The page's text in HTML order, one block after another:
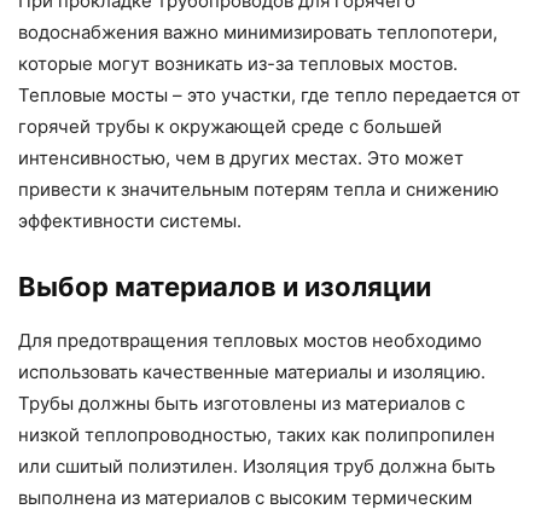
водоснабжения важно минимизировать теплопотери,
которые могут возникать из-за тепловых мостов.
Тепловые мосты – это участки, где тепло передается от
горячей трубы к окружающей среде с большей
интенсивностью, чем в других местах. Это может
привести к значительным потерям тепла и снижению
эффективности системы.
Выбор материалов и изоляции
Для предотвращения тепловых мостов необходимо
использовать качественные материалы и изоляцию.
Трубы должны быть изготовлены из материалов с
низкой теплопроводностью, таких как полипропилен
или сшитый полиэтилен. Изоляция труб должна быть
выполнена из материалов с высоким термическим